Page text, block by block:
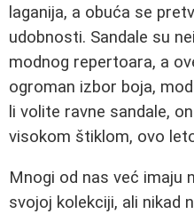
laganija, a obuća se
udobnosti. Sandale su
modnog repertoara, a
ogroman izbor boja,
li volite ravne sandale,
visokom štiklom, ovo
Mnogi od nas već imaju
svojoj kolekciji, ali nikad